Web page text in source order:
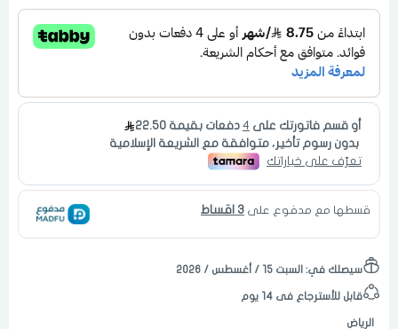
قسطها مع مدفوع على 3 اقساط
سيصلك في: السبت ١٥ / أغسطس / ٢٠٢٦
قابل للأسترجاع فى 14 يوم
الرياض